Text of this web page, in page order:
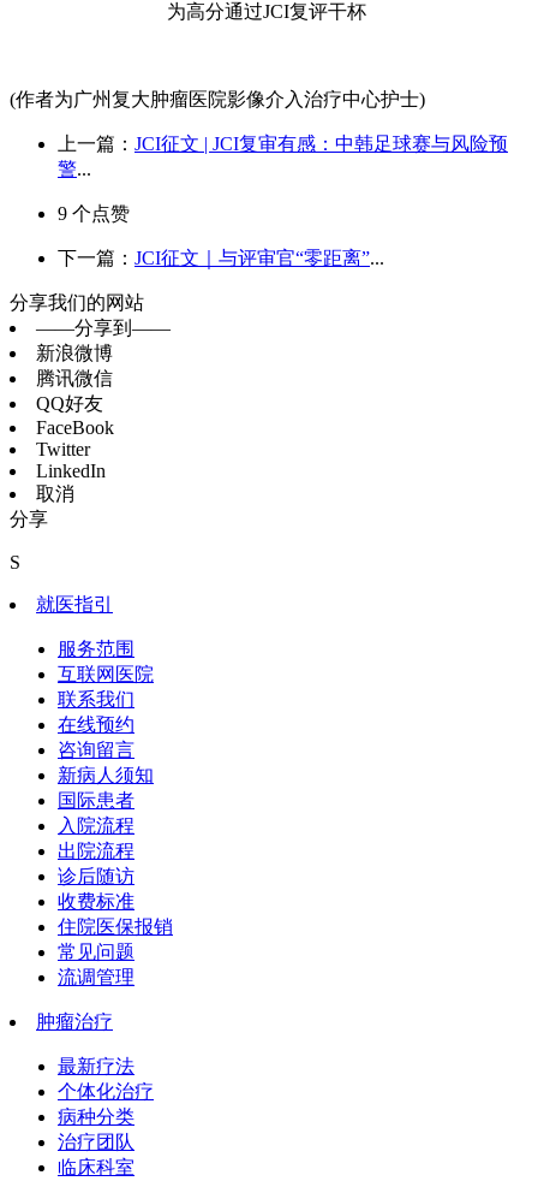
为高分通过JCI复评干杯
(作者为广州复大肿瘤医院影像介入治疗中心护士)
上一篇： JCI征文 | JCI复审有感：中韩足球赛与风险预
警...
9 个点赞
下一篇： JCI征文｜与评审官“零距离”...
分享我们的网站
——分享到——
新浪微博
腾讯微信
QQ好友
FaceBook
Twitter
LinkedIn
取消
分享
S
就医指引
服务范围
互联网医院
联系我们
在线预约
咨询留言
新病人须知
国际患者
入院流程
出院流程
诊后随访
收费标准
住院医保报销
常见问题
流调管理
肿瘤治疗
最新疗法
个体化治疗
病种分类
治疗团队
临床科室